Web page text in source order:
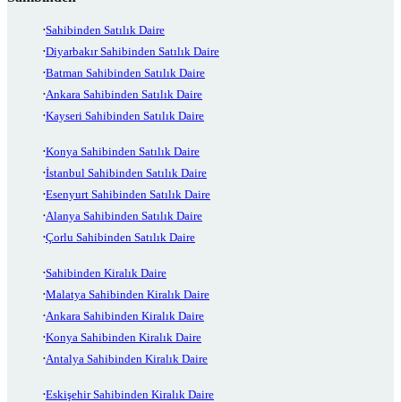
Sahibinden Satılık Daire
Diyarbakır Sahibinden Satılık Daire
Batman Sahibinden Satılık Daire
Ankara Sahibinden Satılık Daire
Kayseri Sahibinden Satılık Daire
Konya Sahibinden Satılık Daire
İstanbul Sahibinden Satılık Daire
Esenyurt Sahibinden Satılık Daire
Alanya Sahibinden Satılık Daire
Çorlu Sahibinden Satılık Daire
Sahibinden Kiralık Daire
Malatya Sahibinden Kiralık Daire
Ankara Sahibinden Kiralık Daire
Konya Sahibinden Kiralık Daire
Antalya Sahibinden Kiralık Daire
Eskişehir Sahibinden Kiralık Daire